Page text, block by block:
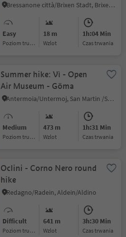
Bressanone città/Brixen Stadt, Brixen/Bressanone, Brixen/Bressanone and environs
Easy
Poziom trudności
18 m
Wzlot
1h:04 Min
czas trwania
Summer hike: Vì - Open
Air Museum - Göma
Antermoia/Untermoj, San Martin /San Martino, Dolomites Region Kronplatz/Plan de Corones
Medium
Poziom trudności
473 m
Wzlot
1h:31 Min
czas trwania
Oclini - Corno Nero round
hike
Redagno/Radein, Aldein/Aldino
Difficult
Poziom trudności
641 m
Wzlot
3h:30 Min
czas trwania